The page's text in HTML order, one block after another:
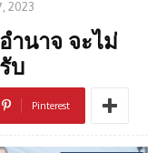
2023
ำนาจ จะไม่
บ
Pinterest